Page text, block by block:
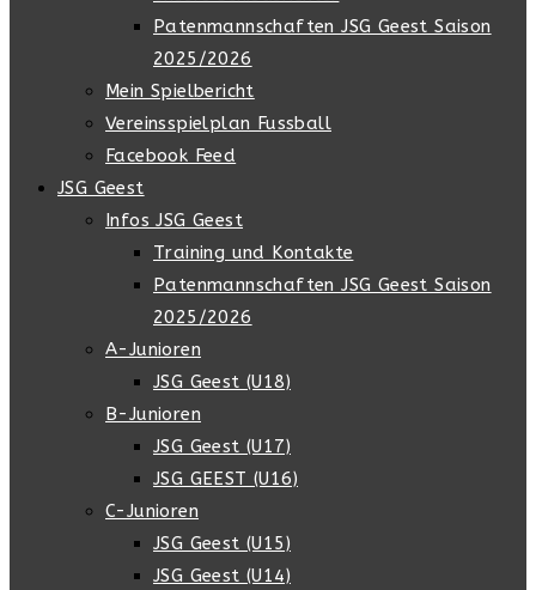
Patenmannschaften JSG Geest Saison
2025/2026
Mein Spielbericht
Vereinsspielplan Fussball
Facebook Feed
JSG Geest
Infos JSG Geest
Training und Kontakte
Patenmannschaften JSG Geest Saison
2025/2026
A-Junioren
JSG Geest (U18)
B-Junioren
JSG Geest (U17)
JSG GEEST (U16)
C-Junioren
JSG Geest (U15)
JSG Geest (U14)